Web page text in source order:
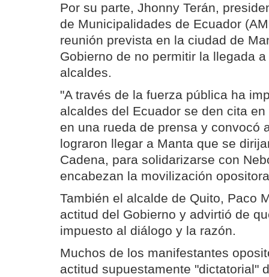
Por su parte, Jhonny Terán,
de Municipalidades de Ecuador
reunión prevista en la ciudad de
Gobierno de no permitir la llegada
alcaldes.
"A través de la fuerza pública ha
alcaldes del Ecuador se den cita
en una rueda de prensa y convocó
lograron llegar a Manta que se
Cadena, para solidarizarse con
encabezan la movilización
También el alcalde de Quito, Paco
actitud del Gobierno y advirtió de
impuesto al diálogo y la razón.
Muchos de los manifestantes
actitud supuestamente "dictatorial"